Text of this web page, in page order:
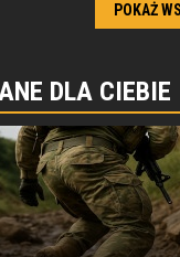
POKAŻ
DLA CIEBIE